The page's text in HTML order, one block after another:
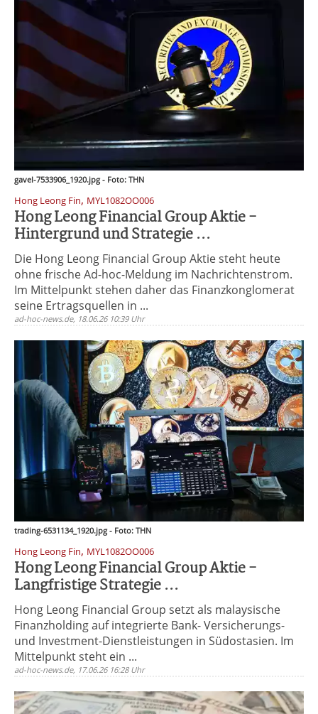
gavel-7533906_1920.jpg - Foto: THN
Hong Leong Fin, MYL1082OO006
Hong Leong Financial Group Aktie -
Hintergrund und Strategie ...
Die Hong Leong Financial Group Aktie steht heute
ohne frische Ad-hoc-Meldung im Nachrichtenstrom.
Im Mittelpunkt stehen daher das Finanzkonglomerat
seine Ertragsquellen in ...
ad-hoc-news.de, 18.06.26 10:39 Uhr
trading-6531134_1920.jpg - Foto: THN
Hong Leong Fin, MYL1082OO006
Hong Leong Financial Group Aktie -
Langfristige Strategie ...
Hong Leong Financial Group setzt als malaysische
Finanzholding auf integrierte Bank- Versicherungs-
und Investment-Dienstleistungen in Südostasien. Im
Mittelpunkt steht ein ...
ad-hoc-news.de, 17.06.26 16:28 Uhr